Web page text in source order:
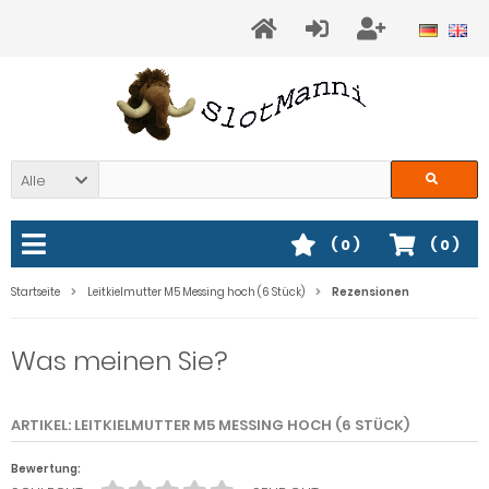
Alle
( 0)
( 0)
Startseite Leitkielmutter M5 Messing hoch (6 Stück) Rezensionen
Was meinen Sie?
ARTIKEL: LEITKIELMUTTER M5 MESSING HOCH (6 STÜCK)
Bewertung: